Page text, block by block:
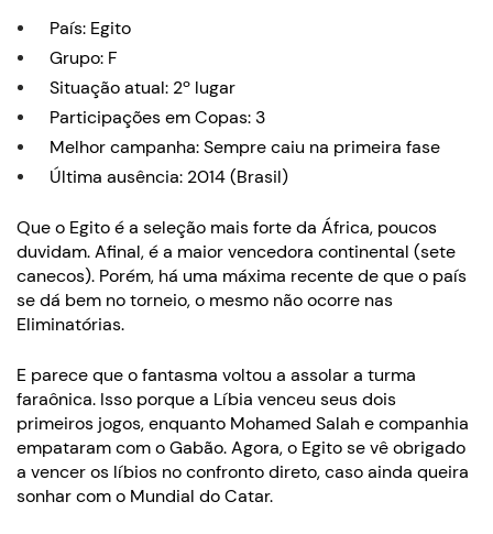
País: Egito
Grupo: F
Situação atual: 2º lugar
Participações em Copas: 3
Melhor campanha: Sempre caiu na primeira fase
Última ausência: 2014 (Brasil)
Que o Egito é a seleção mais forte da África, poucos
duvidam. Afinal, é a maior vencedora continental (sete
canecos). Porém, há uma máxima recente de que o país
se dá bem no torneio, o mesmo não ocorre nas
Eliminatórias.
E parece que o fantasma voltou a assolar a turma
faraônica. Isso porque a Líbia venceu seus dois
primeiros jogos, enquanto Mohamed Salah e companhia
empataram com o Gabão. Agora, o Egito se vê obrigado
a vencer os líbios no confronto direto, caso ainda queira
sonhar com o Mundial do Catar.